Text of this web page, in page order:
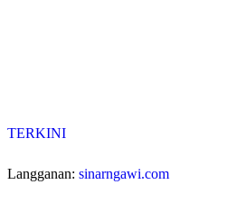
TERKINI
Langganan: sinarngawi.com